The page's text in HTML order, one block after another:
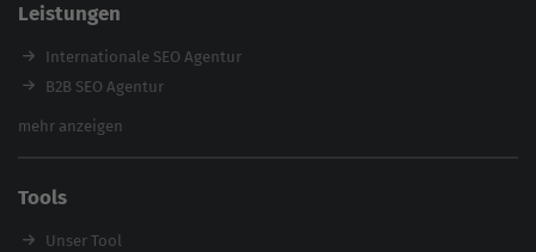
Referenzen
E-Books
Magazin
Leistungen
Internationale SEO Agentur
B2B SEO Agentur
Inhouse SEO Agentur
Enterprise SEO Agentur
Workshops
mehr anzeigen
Tools
Unser Tool